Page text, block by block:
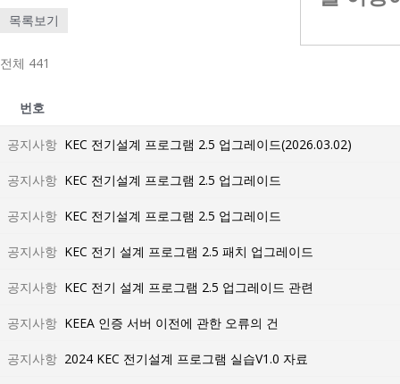
목록보기
전체 441
번호
공지사항 KEC 전기설계 프로그램 2.5 업그레이드(2026.03.02)
공지사항 KEC 전기설계 프로그램 2.5 업그레이드
공지사항 KEC 전기설계 프로그램 2.5 업그레이드
공지사항 KEC 전기 설계 프로그램 2.5 패치 업그레이드
공지사항 KEC 전기 설계 프로그램 2.5 업그레이드 관련
공지사항 KEEA 인증 서버 이전에 관한 오류의 건
공지사항 2024 KEC 전기설계 프로그램 실습V1.0 자료